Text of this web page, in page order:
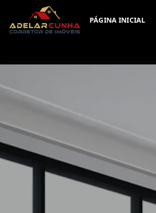
PÁGINA INICIAL